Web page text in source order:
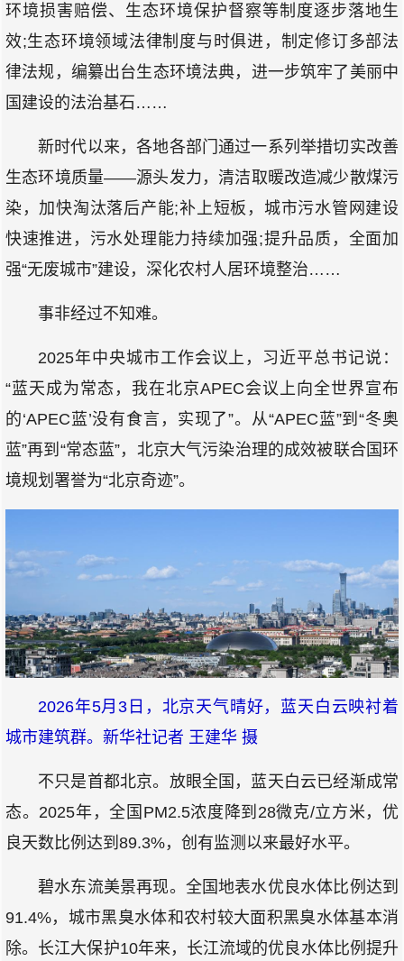
环境损害赔偿、生态环境保护督察等制度逐步落地生
效;生态环境领域法律制度与时俱进，制定修订多部法
律法规，编纂出台生态环境法典，进一步筑牢了美丽中
国建设的法治基石……
新时代以来，各地各部门通过一系列举措切实改善
生态环境质量——源头发力，清洁取暖改造减少散煤污
染，加快淘汰落后产能;补上短板，城市污水管网建设
快速推进，污水处理能力持续加强;提升品质，全面加
强“无废城市”建设，深化农村人居环境整治……
事非经过不知难。
2025年中央城市工作会议上，习近平总书记说：
“蓝天成为常态，我在北京APEC会议上向全世界宣布
的‘APEC蓝’没有食言，实现了”。从“APEC蓝”到“冬奥
蓝”再到“常态蓝”，北京大气污染治理的成效被联合国环
境规划署誉为“北京奇迹”。
2026年5月3日，北京天气晴好，蓝天白云映衬着
城市建筑群。新华社记者 王建华 摄
不只是首都北京。放眼全国，蓝天白云已经渐成常
态。2025年，全国PM2.5浓度降到28微克/立方米，优
良天数比例达到89.3%，创有监测以来最好水平。
碧水东流美景再现。全国地表水优良水体比例达到
91.4%，城市黑臭水体和农村较大面积黑臭水体基本消
除。长江大保护10年来，长江流域的优良水体比例提升